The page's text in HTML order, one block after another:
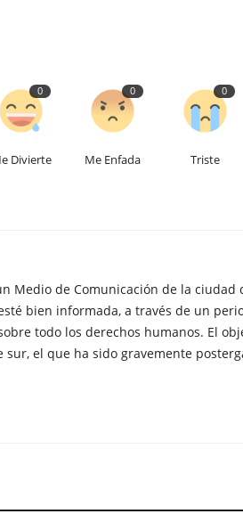
0
Divierte
0
Me Enfada
0
Triste
Medio de Comunicación de la ciudad
bien informada, a través de un
todo los derechos humanos. El
el que ha sido gravemente